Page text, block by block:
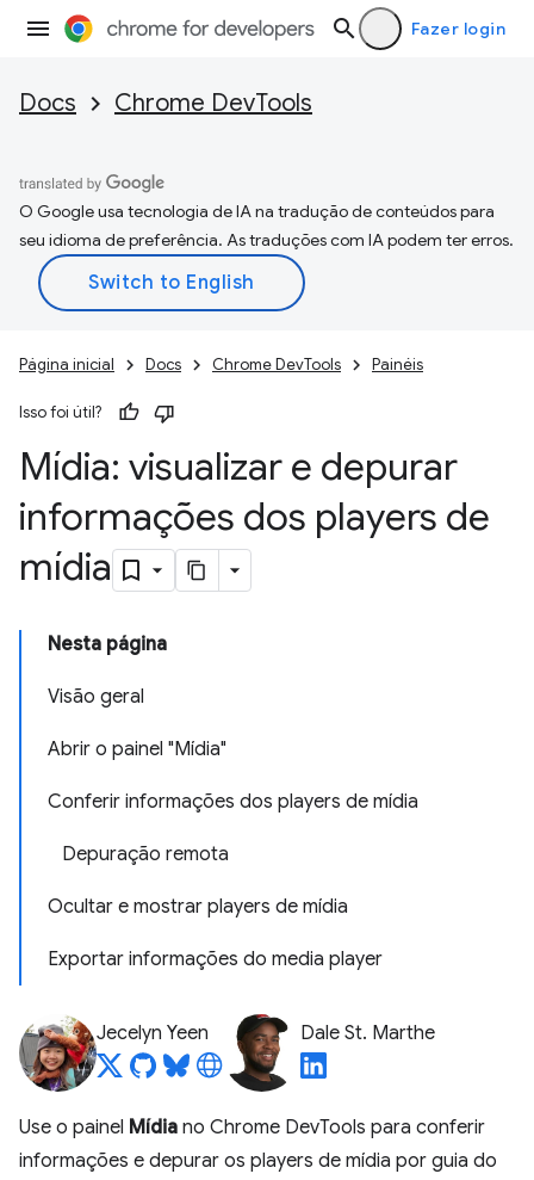
Fazer login
Docs Chrome DevTools
O Google usa tecnologia de IA na tradução de conteúdos para
seu idioma de preferência. As traduções com IA podem ter erros.
Página inicial Docs Chrome DevTools Painéis
Isso foi útil?
Mídia: visualizar e depurar
informações dos players de
mídia
Nesta página
Visão geral
Abrir o painel "Mídia"
Conferir informações dos players de mídia
Depuração remota
Ocultar e mostrar players de mídia
Exportar informações do media player
Jecelyn Yeen Dale St. Marthe
Use o painel Mídia no Chrome DevTools para conferir
informações e depurar os players de mídia por guia do